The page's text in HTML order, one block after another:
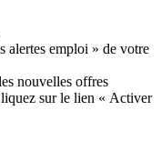
alertes emploi » de votre
nouvelles offres
sur le lien « Activer